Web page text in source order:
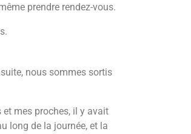
prendre rendez-vous.
nous sommes sortis
et mes proches, il y avait
long de la journée, et la